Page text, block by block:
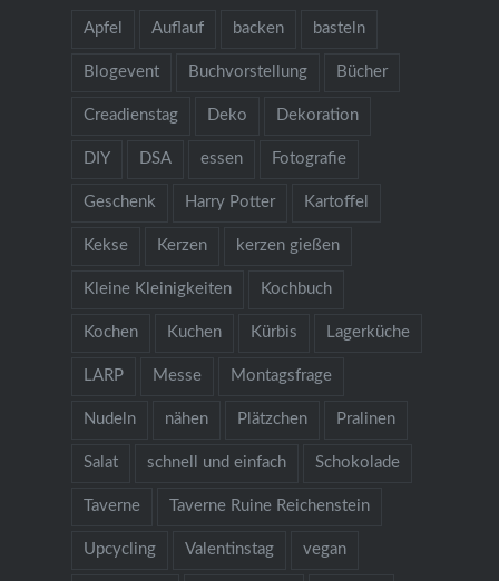
Apfel Auflauf backen basteln
Blogevent Buchvorstellung Bücher
Creadienstag Deko Dekoration
DIY DSA essen Fotografie
Geschenk Harry Potter Kartoffel
Kekse Kerzen kerzen gießen
Kleine Kleinigkeiten Kochbuch
Kochen Kuchen Kürbis Lagerküche
LARP Messe Montagsfrage
Nudeln nähen Plätzchen Pralinen
Salat schnell und einfach Schokolade
Taverne Taverne Ruine Reichenstein
Upcycling Valentinstag vegan